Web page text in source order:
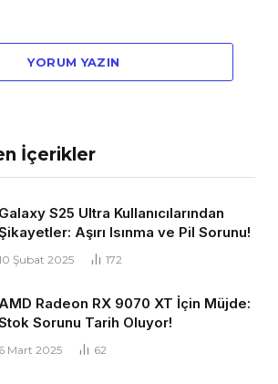
YORUM YAZIN
İçerikler
Galaxy S25 Ultra Kullanıcılarından
Aşırı Isınma ve Pil Sorunu!
Şubat 2025 172
AMD Radeon RX 9070 XT İçin Müjde:
Sorunu Tarih Oluyor!
6 Mart 2025 62